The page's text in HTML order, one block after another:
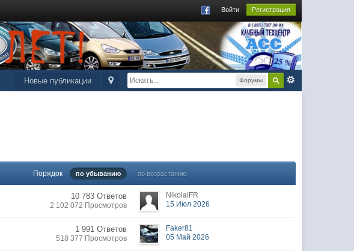
Войти Регистрация
Форумы
Новые публикации
Порядок по убыванию по возрастанию
10 783 Ответов
2 102 072 Просмотров
NikolaiFR
15 Июл 2026
1 991 Ответов
518 377 Просмотров
Faker81
05 Май 2026